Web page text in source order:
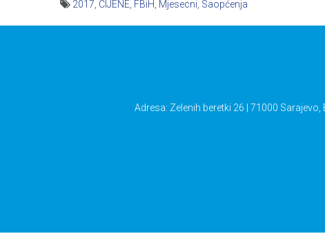
2017 CIJENE FBiH Mjesecni Saopćenja
Adresa: Zelenih beretki 26 | 71000